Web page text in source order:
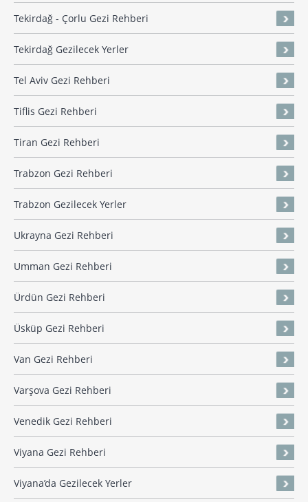
Tekirdağ - Çorlu Gezi Rehberi
Tekirdağ Gezilecek Yerler
Tel Aviv Gezi Rehberi
Tiflis Gezi Rehberi
Tiran Gezi Rehberi
Trabzon Gezi Rehberi
Trabzon Gezilecek Yerler
Ukrayna Gezi Rehberi
Umman Gezi Rehberi
Ürdün Gezi Rehberi
Üsküp Gezi Rehberi
Van Gezi Rehberi
Varşova Gezi Rehberi
Venedik Gezi Rehberi
Viyana Gezi Rehberi
Viyana’da Gezilecek Yerler